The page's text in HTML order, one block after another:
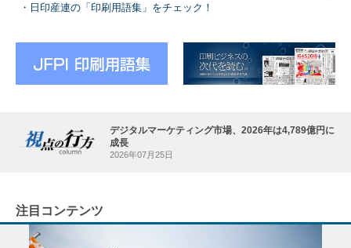
日印産連の「印刷用語集」をチェック！
デジタルマーケティング市場、2026年は4,789億円に
成長
2026年07月25日
注目コンテンツ